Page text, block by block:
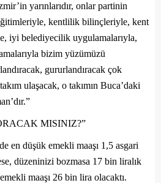
yarınlarıdır, onlar partinin
kentlilik bilinçleriyle, kent
iyi belediyecilik uygulamalarıyla,
bizim yüzümüzü
gururlandıracak çok
ulaşacak, o takımın Buca’daki
MISINIZ?”
en düşük emekli maaşı 1,5 asgari
düzeninizi bozmasa 17 bin liralık
maaşı 26 bin lira olacaktı.